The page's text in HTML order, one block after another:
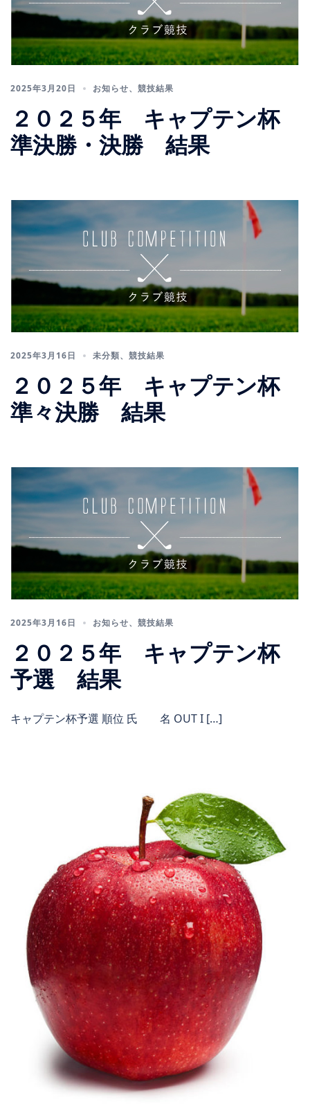
2025年3月20日 お知らせ、 競技結果
２０２５年 キャプテン杯
準決勝・決勝 結果
2025年3月16日 未分類、 競技結果
２０２５年 キャプテン杯
準々決勝 結果
2025年3月16日 お知らせ、 競技結果
２０２５年 キャプテン杯
予選 結果
キャプテン杯予選 順位 氏 名 OUT I […]